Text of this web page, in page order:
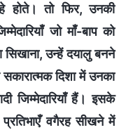
होते। तो फिर, उनकी
जो माँ-बाप को
सिखाना, उन्हें दयालु बनने
दिशा में उनका
जिम्मेदारियाँ हैं। इसके
प्रतिभाएँ वगैरह सीखने में